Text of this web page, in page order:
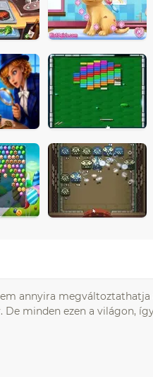
annyira
minden ezen a világon,